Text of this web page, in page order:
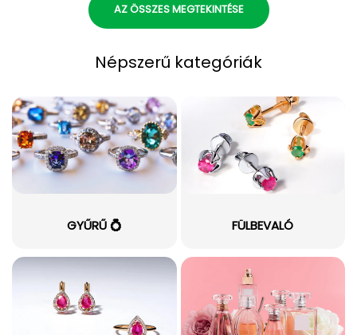
AZ ÖSSZES MEGTEKINTÉSE
Népszerű kategóriák
GYŰRŰ 💍 FÜLBEVALÓ